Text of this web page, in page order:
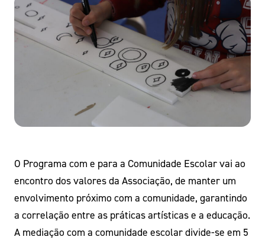
O Programa com e para a Comunidade Escolar vai ao
encontro dos valores da Associação, de manter um
envolvimento próximo com a comunidade, garantindo
a correlação entre as práticas artísticas e a educação.
A mediação com a comunidade escolar divide-se em 5